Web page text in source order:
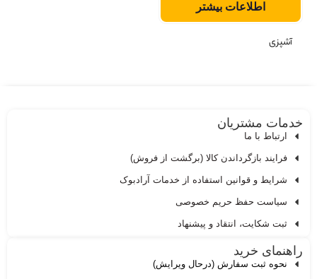
اطلاعات بیشتر
آشپزی
خدمات مشتریان
ارتباط با ما
فرایند بازگرداندن کالا (برگشت از فروش)
شرایط و قوانین استفاده از خدمات آرادبوک
سیاست حفظ حریم خصوصی
ثبت شکایت، انتقاد و پیشنهاد
راهنمای خرید
نحوه ثبت سفارش (درحال ویرایش)